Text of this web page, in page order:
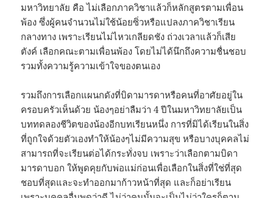
มหาวิทยาลัย คือ ไม่เลือกภาควิชาแล้วก็หลักสูตรตามเพื่อน
พ้อง ซึ่งผู้คนจำนวนไม่ใช้น้อยซิ่วหรือแปลงภาควิชาเรียน
กลางทาง เพราะเรียนไม่ไหวเกลียดชัง ถ่วงเวลาแล้วก็เสีย
ตังค์ เลือกคณะตามเพื่อนพ้อง โดยไม่ได้นึกถึงความชื่นชอบ
รวมทั้งความรู้ความเข้าใจของตนเอง
รวมถึงการเลือกแผนกดังที่บิดามารดาหรือคนที่อาศัยอยู่ใน
ครอบครัวเห็นด้วย น้องๆอย่าลืมว่า 4 ปีในมหาวิทยาลัยเป็น
บททดลองชีวิตของน้องอีกบทเรียนหนึ่ง การที่มิได้เรียนในสิ่ง
ที่ถูกใจด้วยตัวเองทำให้น้องๆไม่มีความสุข หรือบางบุคคลไม่
สามารถที่จะเรียนต่อได้กระทั่งจบ เพราะว่าเลือกตามบิดา
มารดาบอก ให้พูดคุยกับพ่อแม่ก่อนเพื่อเลือกในสิ่งที่ใช่ที่สุด
ชอบที่สุดและจะทำออกมาก้าวหน้าที่สุด และก็อย่าเรียน